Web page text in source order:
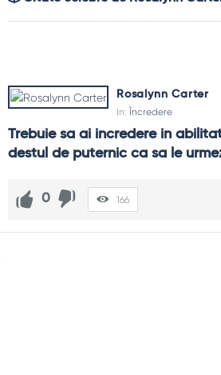
Rosalynn Carter
In: Încredere
Trebuie sa ai incredere in
destul de puternic ca sa le
0 166